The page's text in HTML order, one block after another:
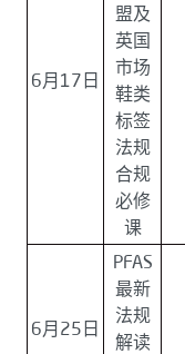
6月17日
盟及
英国
市场
鞋类
标签
法规
合规
必修
课
6月25日
PFAS
最新
法规
解读